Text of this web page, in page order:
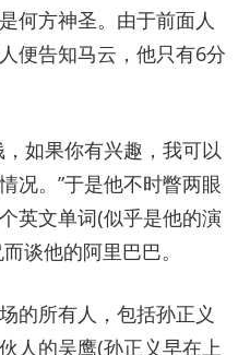
何方神圣。由于前面人
便告知马云，他只有6分
如果你有兴趣，我可以
况。”于是他不时瞥两眼
英文单词(似乎是他的演
谈他的阿里巴巴。
的所有人，包括孙正义
人的吴鹰(孙正义早在上